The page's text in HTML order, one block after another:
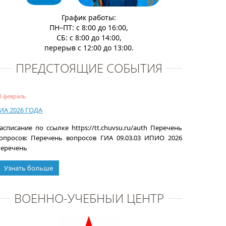
График работы:
ПН–ПТ: с 8:00 до 16:00,
СБ: с 8:00 до 14:00,
перерыв с 12:00 до 13:00.
ПРЕДСТОЯЩИЕ СОБЫТИЯ
февраль
2026 ГОДА
по ссылке https://tt.chuvsu.ru/auth Перечень
Перечень вопросов ГИА 09.03.03 ИПИО 2026
Узнать больше
ВОЕННО-УЧЕБНЫЙ ЦЕНТР